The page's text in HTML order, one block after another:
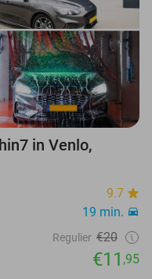
in Venlo,
9.7
19 min.
Regulier €20
€11 ,95